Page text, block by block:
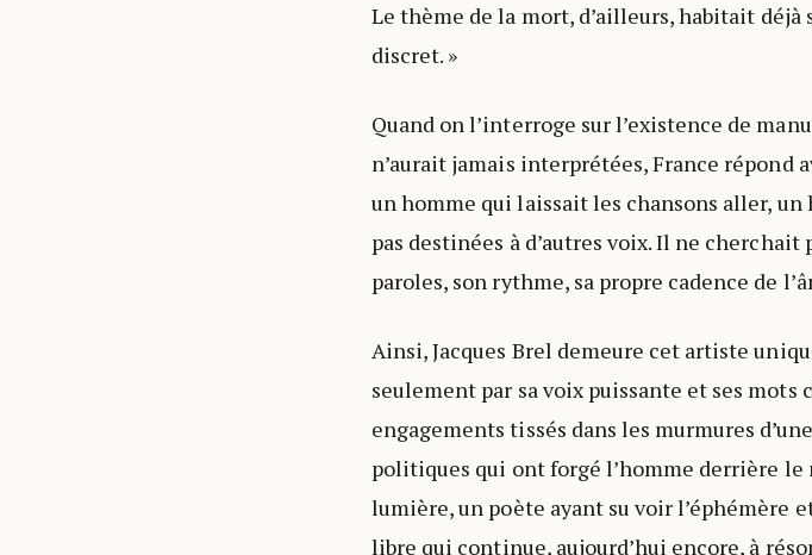
Le thème de la mort, d’ailleurs, habitait
discret. »
Quand on l’interroge sur l’existence de
n’aurait jamais interprétées, France répond
un homme qui laissait les chansons aller,
pas destinées à d’autres voix. Il ne
paroles, son rythme, sa propre cadence de
Ainsi, Jacques Brel demeure cet artiste
seulement par sa voix puissante et ses mots
engagements tissés dans les murmures
politiques qui ont forgé l’homme derrière le
lumière, un poète ayant su voir l’éphémère
libre qui continue, aujourd’hui encore, à